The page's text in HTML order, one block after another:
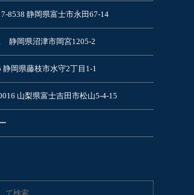
8538 静岡県富士市永田67-14
静岡県沼津市岡宮1205-2
静岡県藤枝市水守2丁目1-1
山梨県富士吉田市松山5-4-15